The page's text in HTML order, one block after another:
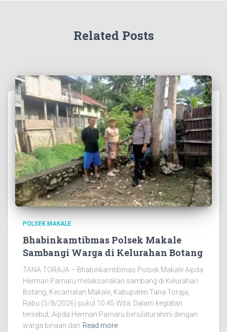
Related Posts
POLSEK MAKALE
Bhabinkamtibmas Polsek Makale
Sambangi Warga di Kelurahan Botang
TANA TORAJA – Bhabinkamtibmas Polsek Makale Aipda
Herman Pamaru melaksanakan sambang di Kelurahan
Botang, Kecamatan Makale, Kabupaten Tana Toraja,
Rabu (5/8/2026) pukul 10.45 Wita. Dalam kegiatan
tersebut, Aipda Herman Pamaru bersilaturahmi dengan
warga binaan dan Read more